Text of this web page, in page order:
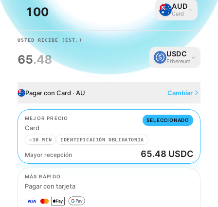
AUD
Card
USTED RECIBE (EST.)
65.48 USDC
Ethereum
Pagar con Card · AU Cambiar
MEJOR PRECIO
Card
SELECCIONADO
~10 MIN IDENTIFICACIÓN OBLIGATORIA
Mayor recepción 65.48 USDC
Card
MÁS RÁPIDO
Pagar con tarjeta